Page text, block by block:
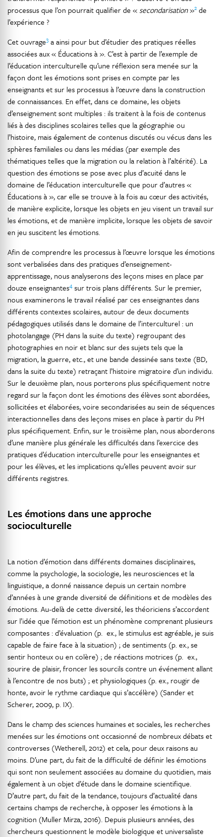
processus que l’on pourrait qualifier de «secondarisation»2 de
l’expérience ?
Cet ouvrage3 a ainsi pour but d’étudier des pratiques réelles
associées aux « Éducations à ». C’est à partir de l’exemple de
l’éducation interculturelle qu’une réflexion sera menée sur la
façon dont les émotions sont prises en compte par les
enseignants et sur les processus à l’œuvre dans la construction
de connaissances. En effet, dans ce domaine, les objets
d’enseignement sont multiples : ils traitent à la fois de contenus
liés à des disciplines scolaires telles que la géographie ou
l’histoire, mais également de contenus discutés ou vécus dans les
sphères familiales ou dans les médias (par exemple des
thématiques telles que la migration ou la relation à l’altérité). La
question des émotions se pose avec plus d’acuité dans le
domaine de l’éducation interculturelle que pour d’autres «
Éducations à », car elle se trouve à la fois au cœur des activités,
de manière explicite, lorsque les objets en jeu visent un travail sur
les émotions, et de manière implicite, lorsque les objets de savoir
en jeu suscitent les émotions.
Afin de comprendre les processus à l’œuvre lorsque les émotions
sont verbalisées dans des pratiques d’enseignement-
apprentissage, nous analyserons des leçons mises en place par
douze enseignantes4 sur trois plans différents. Sur le premier,
nous examinerons le travail réalisé par ces enseignantes dans
différents contextes scolaires, autour de deux documents
pédagogiques utilisés dans le domaine de l’interculturel : un
photolangage (PH dans la suite du texte) regroupant des
photographies en noir et blanc sur des sujets tels que la
migration, la guerre, etc., et une bande dessinée sans texte (BD,
dans la suite du texte) retraçant l’histoire migratoire d’un individu.
Sur le deuxième plan, nous porterons plus spécifiquement notre
regard sur la façon dont les émotions des élèves sont abordées,
sollicitées et élaborées, voire secondarisées au sein de séquences
interactionnelles dans des leçons mises en place à partir du PH
plus spécifiquement. Enfin, sur le troisième plan, nous aborderons
d’une manière plus générale les difficultés dans l’exercice des
pratiques d’éducation interculturelle pour les enseignantes et
pour les élèves, et les implications qu’elles peuvent avoir sur
différents registres.
Les émotions dans une approche
socioculturelle
La notion d’émotion dans différents domaines disciplinaires,
comme la psychologie, la sociologie, les neurosciences et la
linguistique, a donné naissance depuis un certain nombre
d’années à une grande diversité de définitions et de modèles des
émotions. Au-delà de cette diversité, les théoriciens s’accordent
sur l’idée que l’émotion est un phénomène comprenant plusieurs
composantes : d’évaluation (p. ex., le stimulus est agréable, je suis
capable de faire face à la situation) ; de sentiments (p. ex., se
sentir honteux ou en colère) ; de réactions motrices (p. ex.,
sourire de plaisir, froncer les sourcils contre un événement allant
à l’encontre de nos buts) ; et physiologiques (p. ex., rougir de
honte, avoir le rythme cardiaque qui s’accélère) (Sander et
Scherer, 2009, p. IX).
Dans le champ des sciences humaines et sociales, les recherches
menées sur les émotions ont occasionné de nombreux débats et
controverses (Wetherell, 2012) et cela, pour deux raisons au
moins. D’une part, du fait de la difficulté de définir les émotions
qui sont non seulement associées au domaine du quotidien, mais
également à un objet d’étude dans le domaine scientifique.
D’autre part, du fait de la tendance, toujours d’actualité dans
certains champs de recherche, à opposer les émotions à la
cognition (Muller Mirza, 2016). Depuis plusieurs années, des
chercheurs questionnent le modèle biologique et universaliste